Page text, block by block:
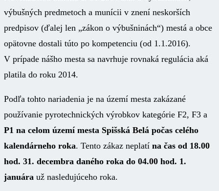
výbušných predmetoch a munícii v znení neskorších
predpisov (ďalej len „zákon o výbušninách“) mestá a obce
opätovne dostali túto po kompetenciu (od 1.1.2016).
V prípade nášho mesta sa navrhuje rovnaká regulácia aká
platila do roku 2014.
Podľa tohto nariadenia je na území mesta zakázané
používanie pyrotechnických výrobkov kategórie F2, F3 a
P1 na celom území mesta Spišská Belá počas celého
kalendárneho roka. Tento zákaz neplatí na čas od 18.00
hod. 31. decembra daného roka do 04.00 hod. 1.
januára už nasledujúceho roka.